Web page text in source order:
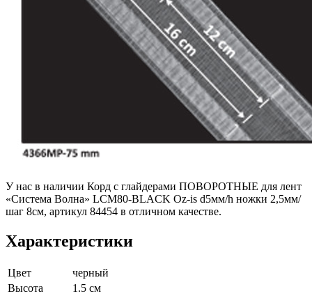
У нас в наличии Корд с глайдерами ПОВОРОТНЫЕ для лент
«Система Волна» LCM80-BLACK Oz-is d5мм/h ножки 2,5мм/
шаг 8см, артикул 84454 в отличном качестве.
Характеристики
Цвет
черный
Высота
1.5 см